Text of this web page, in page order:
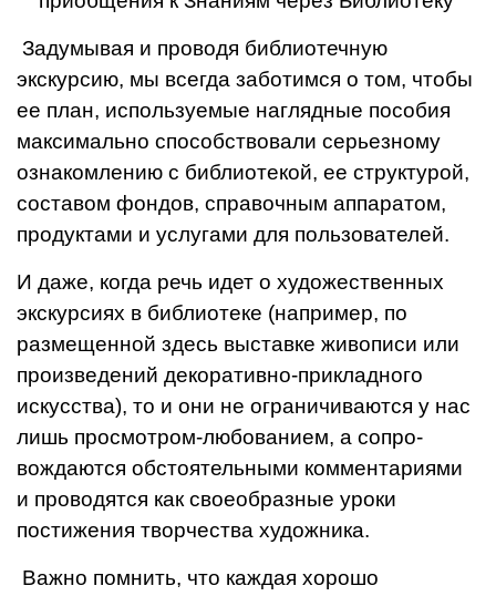
Задумывая и проводя библио­течную
экскурсию, мы всегда забо­тимся о том, чтобы
ее план, ис­пользуемые наглядные пособия
максимально способствовали се­рьезному
ознакомлению с библио­текой, ее структурой,
составом фондов, справочным аппаратом,
продуктами и услугами для пользо­вателей.
И даже, когда речь идет о художественных
экскурсиях в библиотеке (например, по
разме­щенной здесь выставке живописи или
произведений декоративно-прикладного
искусства), то и они не ограничиваются у нас
лишь про­смотром-любованием, а сопро­
вождаются обстоятельными ком­ментариями
и проводятся как свое­образные уроки
постижения творчества художника.
Важно помнить, что каждая хо­рошо